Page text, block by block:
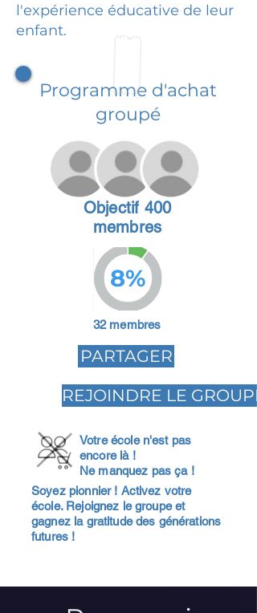
l'expérience éducative de leur
enfant.
Programme d'achat
groupé
Objectif 400
membres
8%
32 membres
PARTAGER
REJOINDRE LE GROUPE
Votre école n'est pas
encore là !
Ne manquez pas ça !
Soyez pionnier ! Activez votre
école. Rejoignez le groupe et
gagnez la gratitude des générations
futures !